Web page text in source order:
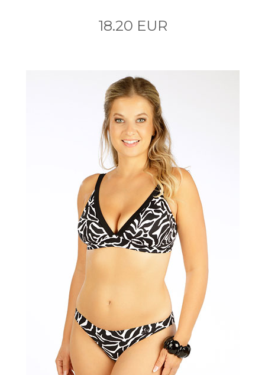
18.20 EUR